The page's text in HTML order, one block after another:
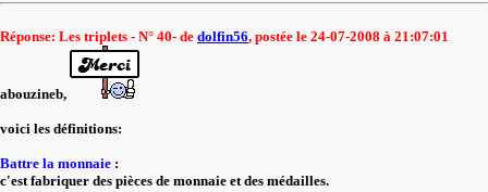
Réponse: Les triplets - N° 40- de dolfin56, postée le 24-07-2008 à 21:07:01
abouzineb,
voici les définitions:
Battre la monnaie :
c'est fabriquer des pièces de monnaie et des médailles.